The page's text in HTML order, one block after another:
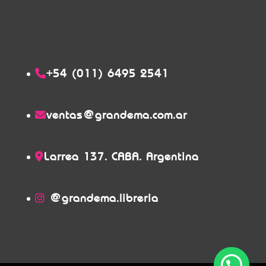
+54 (011) 6495 2541
ventas@grandema.com.ar
Larrea 137. CABA. Argentina
@grandema.libreria